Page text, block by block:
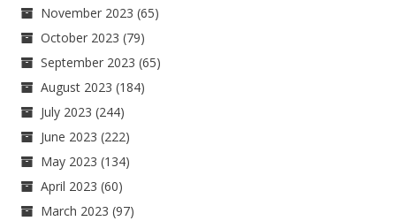
November 2023 (65)
October 2023 (79)
September 2023 (65)
August 2023 (184)
July 2023 (244)
June 2023 (222)
May 2023 (134)
April 2023 (60)
March 2023 (97)